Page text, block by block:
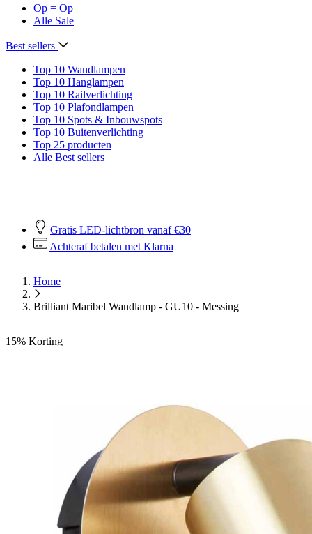
Op = Op
Alle Sale
Best sellers
Top 10 Wandlampen
Top 10 Hanglampen
Top 10 Railverlichting
Top 10 Plafondlampen
Top 10 Spots & Inbouwspots
Top 10 Buitenverlichting
Top 25 producten
Alle Best sellers
Gratis LED-lichtbron vanaf €30
Achteraf betalen met Klarna
Home
Brilliant Maribel Wandlamp - GU10 - Messing
15% Korting